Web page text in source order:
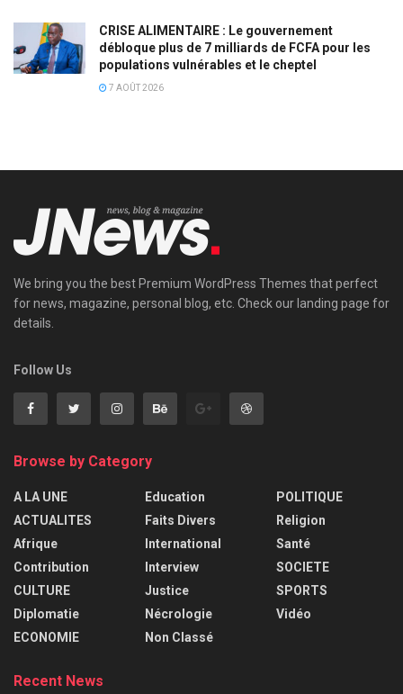
CRISE ALIMENTAIRE : Le gouvernement
débloque plus de 7 milliards de FCFA pour les
populations vulnérables et le cheptel
7 AOÛT 2026
We bring you the best Premium WordPress Themes that perfect
for news, magazine, personal blog, etc. Check our landing page for
details.
Follow Us
Browse by Category
A LA UNE
ACTUALITES
Afrique
Contribution
CULTURE
Diplomatie
ECONOMIE
Education
Faits Divers
International
Interview
Justice
Nécrologie
Non Classé
POLITIQUE
Religion
Santé
SOCIETE
SPORTS
Vidéo
Recent News